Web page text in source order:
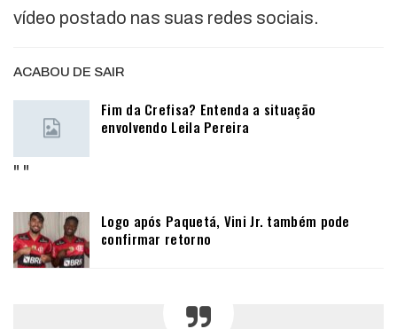
vídeo postado nas suas redes sociais.
ACABOU DE SAIR
Fim da Crefisa? Entenda a situação
envolvendo Leila Pereira
" "
Logo após Paquetá, Vini Jr. também pode
confirmar retorno